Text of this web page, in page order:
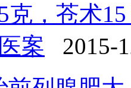
克，苍术15
案
2015-